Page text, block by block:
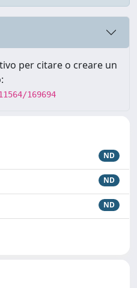
per citare o creare un
169694
ND
ND
ND